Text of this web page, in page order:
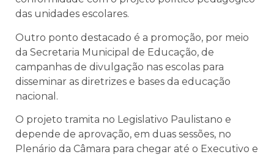
das unidades escolares.
Outro ponto destacado é a promoção, por meio
da Secretaria Municipal de Educação, de
campanhas de divulgação nas escolas para
disseminar as diretrizes e bases da educação
nacional.
O projeto tramita no Legislativo Paulistano e
depende de aprovação, em duas sessões, no
Plenário da Câmara para chegar até o Executivo e